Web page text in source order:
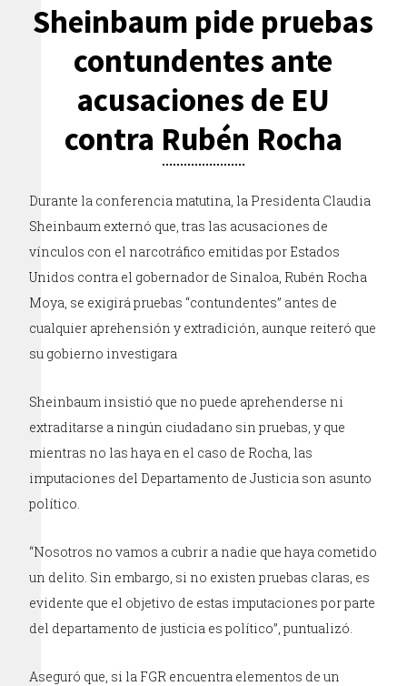
Sheinbaum pide pruebas
contundentes ante
acusaciones de EU
contra Rubén Rocha
Durante la conferencia matutina, la Presidenta Claudia
Sheinbaum externó que, tras las acusaciones de
vínculos con el narcotráfico emitidas por Estados
Unidos contra el gobernador de Sinaloa, Rubén Rocha
Moya, se exigirá pruebas “contundentes” antes de
cualquier aprehensión y extradición, aunque reiteró que
su gobierno investigara
Sheinbaum insistió que no puede aprehenderse ni
extraditarse a ningún ciudadano sin pruebas, y que
mientras no las haya en el caso de Rocha, las
imputaciones del Departamento de Justicia son asunto
político.
“Nosotros no vamos a cubrir a nadie que haya cometido
un delito. Sin embargo, si no existen pruebas claras, es
evidente que el objetivo de estas imputaciones por parte
del departamento de justicia es político”, puntualizó.
Aseguró que, si la FGR encuentra elementos de un